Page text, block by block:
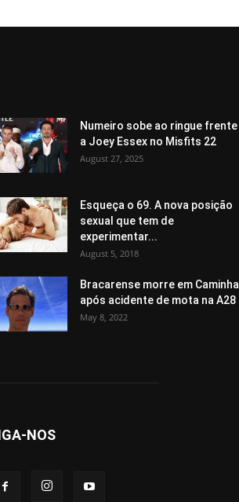
Numeiro sobe ao ringue frente
a Joey Essex no Misfits 22
August 27, 2025
Esqueça o 69. A nova posição
sexual que tem de
experimentar...
August 5, 2018
Bracarense morre em Caminha
após acidente de mota na A28
May 8, 2022
NOS